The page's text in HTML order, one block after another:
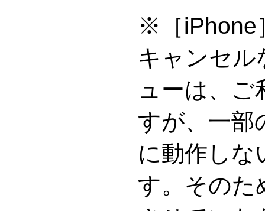
※［iPhone
キャンセル
ューは、ご
すが、一部
に動作しな
す。そのた